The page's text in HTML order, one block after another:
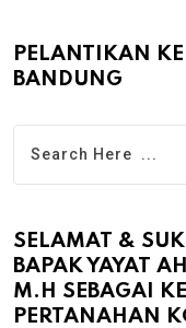
PELANTIKAN
BANDUNG
SELAMAT &
BAPAK YAYAT
M.H SEBAGAI
PERTANAHAN